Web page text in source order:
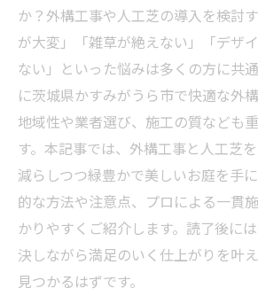
か？外構工事や人工芝の導入を検討
が大変」「雑草が絶えない」「デザ
ない」といった悩みは多くの方に共
に茨城県かすみがうら市で快適な外
地域性や業者選び、施工の質なども
す。本記事では、外構工事と人工芝
減らしつつ緑豊かで美しいお庭を手
的な方法や注意点、プロによる一貫
かりやすくご紹介します。読了後に
決しながら満足のいく仕上がりを叶
見つかるはずです。